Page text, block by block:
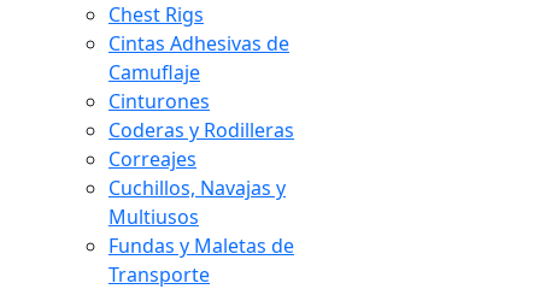
Chest Rigs
Cintas Adhesivas de
Camuflaje
Cinturones
Coderas y Rodilleras
Correajes
Cuchillos, Navajas y
Multiusos
Fundas y Maletas de
Transporte